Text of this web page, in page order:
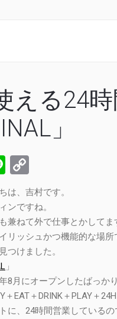
える24
」
Line
Link
は、吉村です。
ンですね。
兼ねて外で仕事とかしてま
リッシュかつ機能的な場
つけました。
」
8月にオープンしたばっかり
＋EAT＋DRINK＋PLAY＋
に、24時間営業している